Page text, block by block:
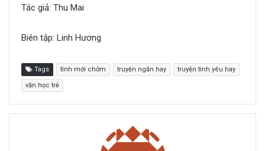
Tác giả: Thu Mai
Biên tập: Linh Hương
Tags tình mới chớm truyện ngắn hay truyện tình yêu hay
văn học trẻ